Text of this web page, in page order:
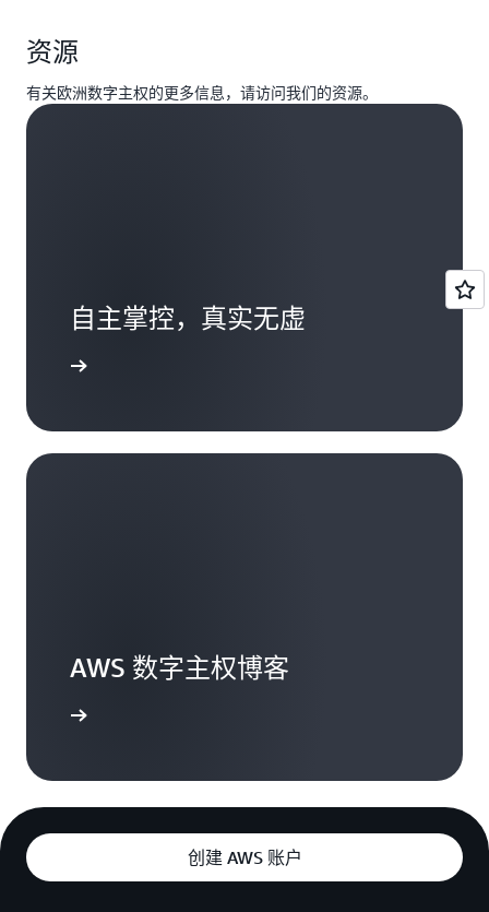
了现有安全机制。Nitro 可自动用于所有现代
Amazon EC2 实例，客户无需额外付费。
之外使用您的 HSM。这些自定义密钥存储选项可
能有助于您满足监管要求，即在本地或 AWS 云外
部存储和使用加密密钥，或者使用单租户 HSM。
据。AWS KMS 支持两种类型的自定义密钥存储：
AWS CloudHSM 密钥存储
博客。
您可以将 AWS KMS 配置为使用外部密钥存储
作。具体而言，请求会转发到您网络中的 XKS
代理，然后该代理会将请求转发到您的首选加
百万活跃客户提供保护，这些客户涉及不同的行
业和应用场景，包括大型企业、初创企业、学校
和政府机构等。
尽可能降至最低。为避免单点故障，我们将全球
设施地理位置分散，横跨全球 33 个
冗余和更好的隔离，从而有效控制问题。发电机
和冷却设备等常见故障点不在可用区之间共享，
离问题并实现高可用性，客户可以跨同一区域中
AWS 如何维持运营韧性和服务连续性的更多信
息。
韧性已根植于我们设计服务的方式中。在 AWS，
我们构建的服务必须满足极高的可用性目标。我
AWS 提供了一套全面的专用韧性服务、策略和架
构最佳实践，可用于改善韧性状况，最终实现数
字主权目标。AWS Resilience Lifecycle
您可以使用AWS 韧性监测中心来设置韧性目标，
根据这些目标评估韧性状况，并根据
Architected Framework
的规范指引。
证、DSS 和 SOC 标准。无论客户需要高级数据保
护还是有更多标准需求，AWS 对所有客户都应用
相同的安全模型。这样，即使我们的客户不处理
账户下的 AWS 服务的个人数据（定义见
GDPR），即客户数据。除了确保我们自己的合规
性，AWS 还致力于为客户提供服务和资源，帮助
户数据传输到欧洲经济区以外且尚未收到欧盟委
自动适用。作为 AWS 服务条款的一部分，每当客
服务，该准则为我们的客户提供了独立验证，增
加了保障级别，确保我们的云服务可以根据《一
般数据保护条例》（GDPR）的规定使用。CISPE
求。CISPE 准则可以帮助客户确保其云基础设施服
务提供商提供相应的运营保证，以证明符合 GDPR
出了经独立验证符合 CISPE 准则的 AWS 服务。验
CertifyPoint）进行。EY CertifyPoint 是一家独立
的全球知名监督机构，获得了 CNIL 的认可。访问
高透明度来赢得客户信任。我们聘请了领先的网
络安全咨询公司
Nitro System安全声明进行架构审核并出具公共
资源
有关欧洲数字主权的更多信息，请访问我们的资源。
自主掌控，真实无虚
AWS 数字主权博客
创建 AWS 账户